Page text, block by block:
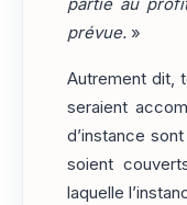
partie au
prévue. »
Autrement dit,
seraient
d’instance
soient
laquelle